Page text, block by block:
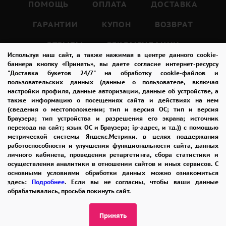
Используя наш сайт, а также нажимая в центре данного cookie-
баннера кнопку «Принять», вы даете согласие интернет-ресурсу
"Доставка букетов 24/7" на обработку cookie-файлов и
пользовательских данных (данные о пользователе, включая
настройки профиля, данные авторизации, данные об устройстве, а
также информацию о посещениях сайта и действиях на нем
(сведения о местоположении; тип и версия ОС; тип и версия
Браузера; тип устройства и разрешения его экрана; источник
перехода на сайт; язык ОС и Браузера; ip-адрес, и тд.)) с помощью
метрической системы Яндекс.Метрики. в целях поддержания
работоспособности и улучшения функциональности сайта, данных
личного кабинета, проведения ретаргетинга, сбора статистики и
осуществления аналитики в отношении сайтов и иных сервисов. С
основными условиями обработки данных можно ознакомиться
здесь: Подробнее. Если вы не согласны, чтобы ваши данные
обрабатывались, просьба покинуть сайт.
Принять
просто красивый подарок, но и символ
искренних чувств.
Такой букет подходит для любого
торжественного случая: свадьбы,
годовщины, дня рождения, 8 Марта и других
праздников.
Красные розы также могут быть подарены
просто так, без повода, чтобы выразить свою
любовь и заботу.
Красные розы – это не только символ любви,
ПОМОЩЬ ОПЛАТА
ДОСТАВКА
ГАРАНТИИ
КУПОН
ВОЗВРАТ
ОТЗЫВЫ
РЕКОМЕНДАЦИИ
КОНТАКТЫ
8 965 242-37-47
ЗАКАЗАТЬ ЗВОНОК
admin@buket24delivery.ru
пл. Киевского Вокзала 2,
ТЦ «Европейский»
ПОЛИТИКА КОНФИДЕНЦИАЛЬНОСТИ